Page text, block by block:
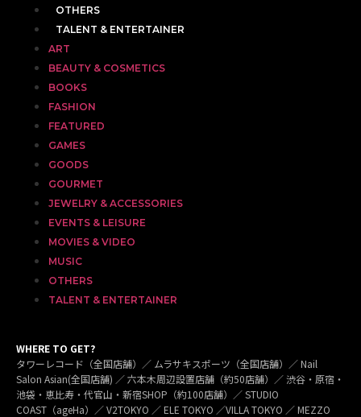
OTHERS
TALENT & ENTERTAINER
ART
BEAUTY & COSMETICS
BOOKS
FASHION
FEATURED
GAMES
GOODS
GOURMET
JEWELRY & ACCESSORIES
EVENTS & LEISURE
MOVIES & VIDEO
MUSIC
OTHERS
TALENT & ENTERTAINER
WHERE TO GET?
タワーレコード（全国店舗）／ ムラサキスポーツ（全国店舗）／ Nail
Salon Asian(全国店舗) ／ 六本木周辺設置店舗（約50店舗）／ 渋谷・原宿・
池袋・恵比寿・代官山・新宿SHOP（約100店舗）／ STUDIO
COAST（ageHa）／ V2TOKYO ／ ELE TOKYO ／VILLA TOKYO ／ MEZZO